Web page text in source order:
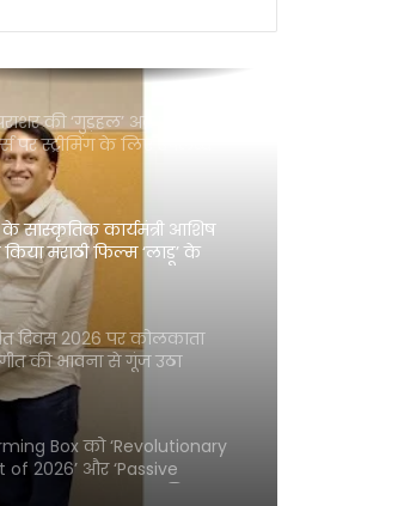
की ‘गुड़हल’ अब प्रमुख OTT
पर स्ट्रीमिंग के लिए उपलब्ध
के सांस्कृतिक कार्यमंत्री आशिष
मराठी फिल्म ‘लाडू’ के
अनावरण
दिवस 2026 पर कोलकाता
की भावना से गूंज उठा
Box को ‘Revolutionary
of 2026’ और ‘Passive
Role Model’ सम्मान मिला